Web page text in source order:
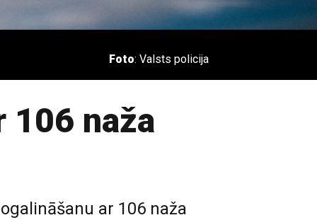
Foto: Valsts policija
106 naža
ar 106 naža